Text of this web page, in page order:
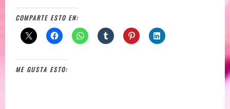
COMPARTE ESTO EN:
ME GUSTA ESTO: